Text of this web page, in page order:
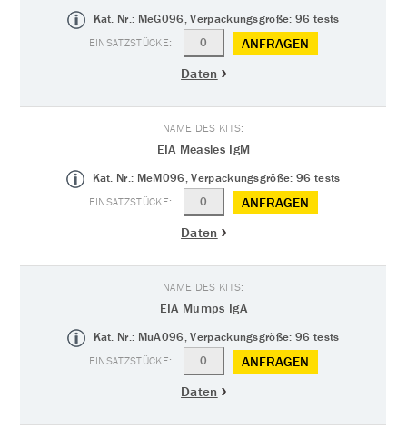
Kat. Nr.: MeG096, Verpackungsgröße: 96 tests
ANFRAGEN
Daten
EIA Measles IgM
Kat. Nr.: MeM096, Verpackungsgröße: 96 tests
ANFRAGEN
Daten
EIA Mumps IgA
Kat. Nr.: MuA096, Verpackungsgröße: 96 tests
ANFRAGEN
Daten